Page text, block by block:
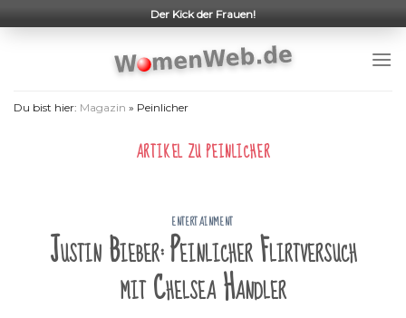
to
Der Kick der Frauen!
Du bist hier: Magazin » Peinlicher
ARTIKEL ZUPEINLICHER
ENTERTAINMENT
Justin Bieber: Peinlicher Flirtversuch
mit Chelsea Handler